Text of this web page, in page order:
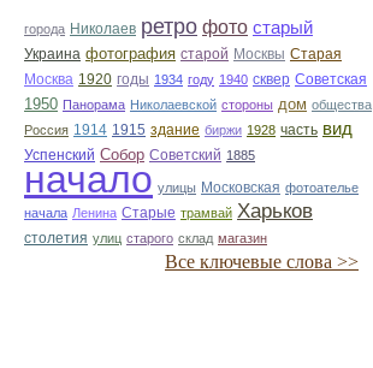
города Николаев ретро фото старый
Украина фотография старой Москвы Старая
Москва 1920 годы 1934 году 1940 сквер Советская
1950 Панорама Николаевской стороны дом общества
Россия 1914 1915 здание биржи 1928 часть вид
Успенский Собор Советский 1885
начало улицы Московская фотоателье
начала Ленина Старые трамвай Харьков
столетия улиц старого склад магазин
Все ключевые слова >>